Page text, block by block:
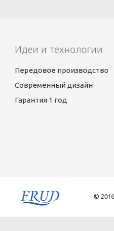
Идеи и технологии
Передовое производство
Современный дизайн
Гарантия 1 год
©